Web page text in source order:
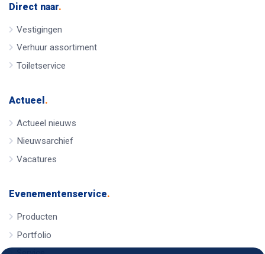
Direct naar.
Vestigingen
Verhuur assortiment
Toiletservice
Actueel .
Actueel nieuws
Nieuwsarchief
Vacatures
Evenementenservice.
Producten
Portfolio